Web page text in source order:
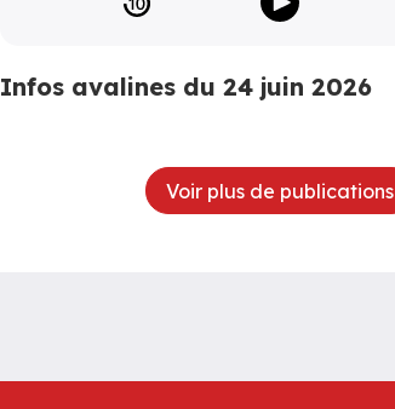
Infos avalines du 24 juin 2026
Voir plus de publications